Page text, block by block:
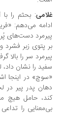
: بحثم را با
می‌دهم: «فریده
دست‌های پُررگ و پی
پتوی زبر فشرد و
سر را بالا گرفت،
را نشان داد،
در اینجا اشاره به
پدر پیر در
حامل هیچ
را تداعی